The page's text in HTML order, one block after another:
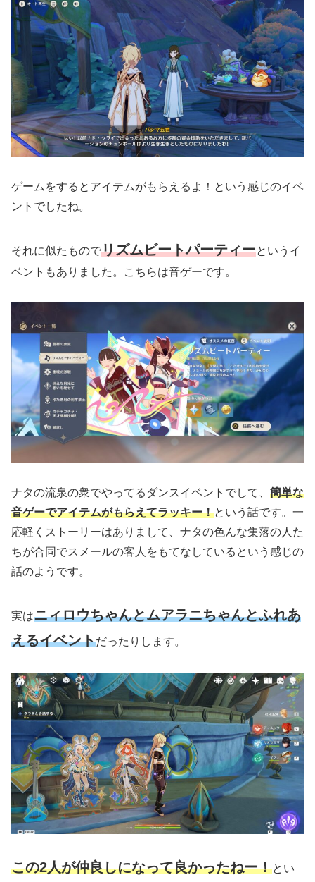
ゲームをするとアイテムがもらえるよ！という感じのイベ
ントでしたね。
それに似たものでリズムビートパーティーというイ
ベントもありました。こちらは音ゲーです。
ナタの流泉の衆でやってるダンスイベントでして、 簡単な
音ゲーでアイテムがもらえてラッキー！という話です。一
応軽くストーリーはありまして、ナタの色んな集落の人た
ちが合同でスメールの客人をもてなしているという感じの
話のようです。
実はニィロウちゃんとムアラニちゃんとふれあ
えるイベントだったりします。
この2人が仲良しになって良かったねー！とい